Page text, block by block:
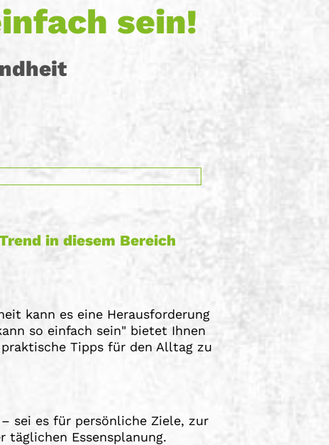
sein!
in diesem Bereich
kann es eine Herausforderung
so einfach sein" bietet Ihnen
Tipps für den Alltag zu
sei es für persönliche Ziele, zur
täglichen Essensplanung.